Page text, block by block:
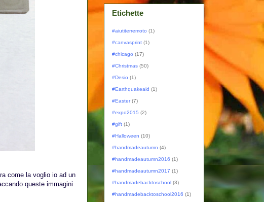
come la voglio io ad un
queste immagini
Etichette
#aiutiterremoto (1)
#canvasprint (1)
#chicago (17)
#Christmas (50)
#Desio (1)
#Earthquakeaid (1)
#Easter (7)
#expo2015 (2)
#gift (1)
#Halloween (10)
#handmadeautumn (4)
#handmadeautumn2016 (1)
#handmadeautumn2017 (1)
#handmadebacktoschool (3)
#handmadebacktoschool2016 (1)